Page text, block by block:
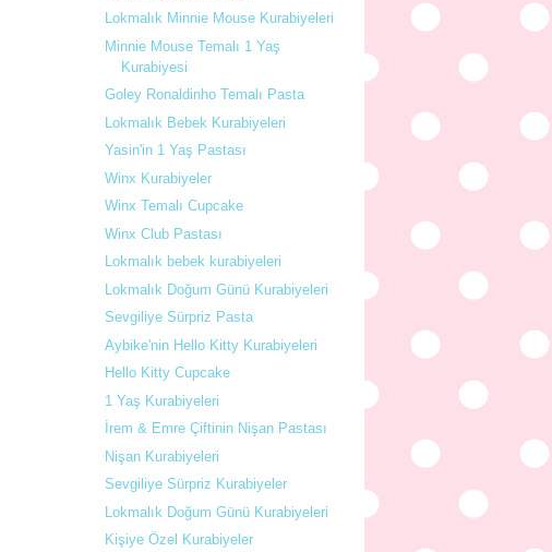
Lokmalık Minnie Mouse Kurabiyeleri
Minnie Mouse Temalı 1 Yaş
Kurabiyesi
Goley Ronaldinho Temalı Pasta
Lokmalık Bebek Kurabiyeleri
Yasin'in 1 Yaş Pastası
Winx Kurabiyeler
Winx Temalı Cupcake
Winx Club Pastası
Lokmalık bebek kurabiyeleri
Lokmalık Doğum Günü Kurabiyeleri
Sevgiliye Sürpriz Pasta
Aybike'nin Hello Kitty Kurabiyeleri
Hello Kitty Cupcake
1 Yaş Kurabiyeleri
İrem & Emre Çiftinin Nişan Pastası
Nişan Kurabiyeleri
Sevgiliye Sürpriz Kurabiyeler
Lokmalık Doğum Günü Kurabiyeleri
Kişiye Özel Kurabiyeler